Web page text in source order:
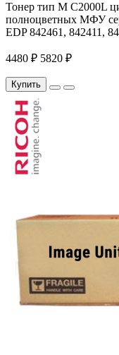
Тонер тип M C2000L
полноцветных МФУ
EDP 842461, 842411,
4480 ₽ 5820 ₽
Купить